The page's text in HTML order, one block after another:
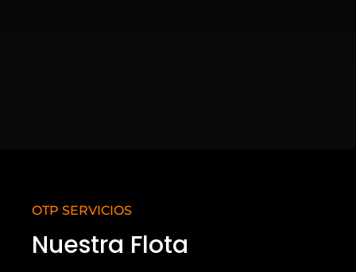
OTP SERVICIOS
Nuestra Flota